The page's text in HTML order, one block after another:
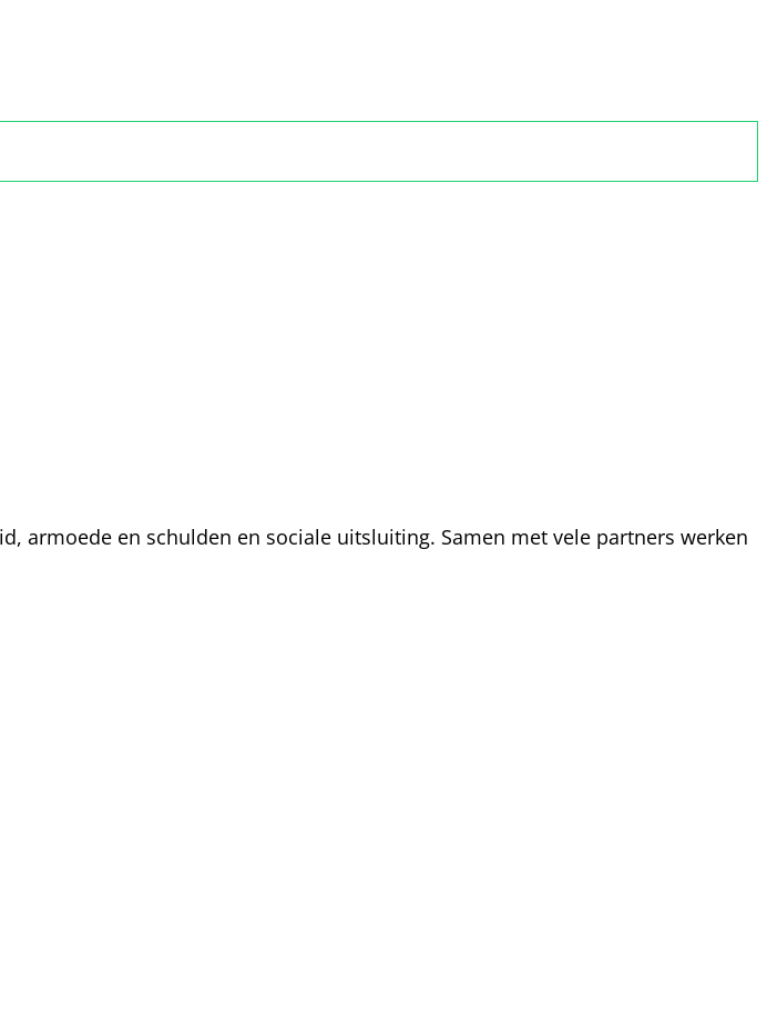
armoede en schulden en sociale uitsluiting. Samen met vele partners werken